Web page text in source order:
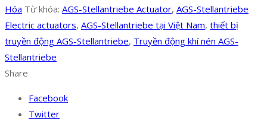
Hóa Từ khóa: AGS-Stellantriebe Actuator, AGS-Stellantriebe
Electric actuators, AGS-Stellantriebe tại Việt Nam, thiết bị
truyền động AGS-Stellantriebe, Truyền động khí nén AGS-
Stellantriebe
Share
Facebook
Twitter